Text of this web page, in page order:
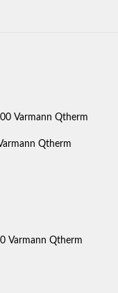
Qtherm